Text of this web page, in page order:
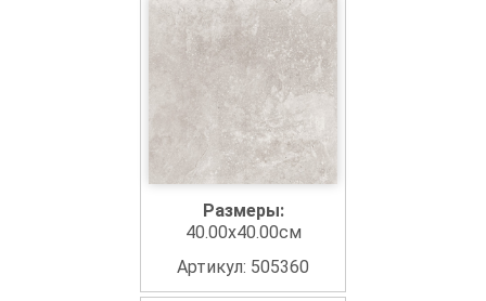
Размеры:
40.00x40.00см
Артикул: 505360